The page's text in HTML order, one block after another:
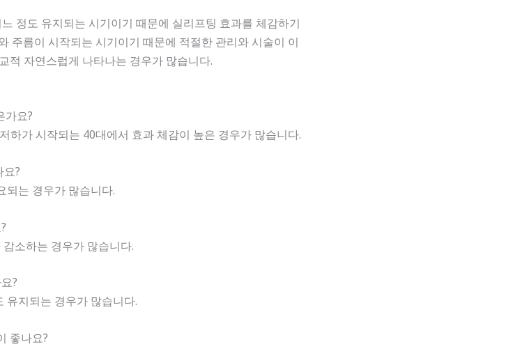
정도 유지되는 시기이기 때문에 실리프팅 효과를 체감하기
주름이 시작되는 시기이기 때문에 적절한 관리와 시술이 이
적 자연스럽게 나타나는 경우가 많습니다.
가요?
하가 시작되는 40대에서 효과 체감이 높은 경우가 많습니다.
?
되는 경우가 많습니다.
소하는 경우가 많습니다.
?
유지되는 경우가 많습니다.
좋나요?